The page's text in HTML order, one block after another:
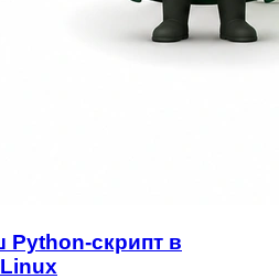
Python-скрипт в